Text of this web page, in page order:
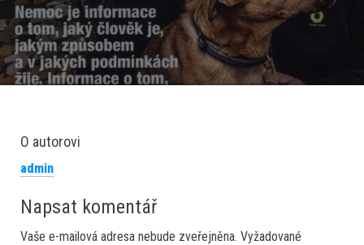
O autorovi
admin
Napsat komentář
Vaše e-mailová adresa nebude zveřejněna. Vyžadované